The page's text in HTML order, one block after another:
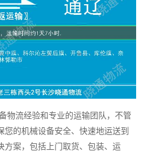
流经验和专业的运输团队，不管
的机械设备安全、快速地运送到
方案，包括上门取货、包装、运